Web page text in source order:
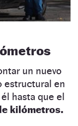
un nuevo
estructural en
hasta que el
kilómetros.